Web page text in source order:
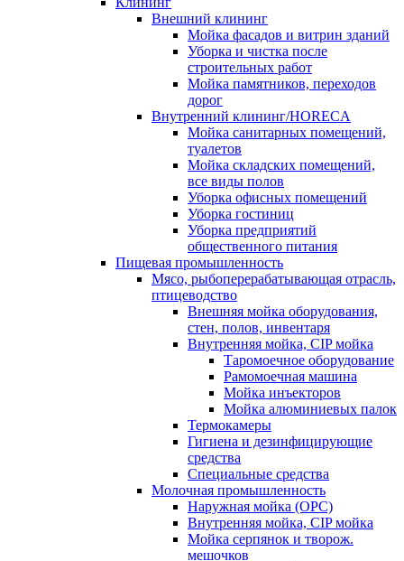
Внешний клининг
Мойка фасадов и витрин зданий
Уборка и чистка после
строительных работ
Мойка памятников, переходов
дорог
Внутренний клининг/HORECA
Мойка санитарных помещений,
туалетов
Мойка складских помещений,
все виды полов
Уборка офисных помещений
Уборка гостиниц
Уборка предприятий
общественного питания
Пищевая промышленность
Мясо, рыбоперерабатывающая отрасль,
птицеводство
Внешняя мойка оборудования,
стен, полов, инвентаря
Внутренняя мойка, CIP мойка
Таромоечное оборудование
Рамомоечная машина
Мойка инъекторов
Мойка алюминиевых палок
Термокамеры
Гигиена и дезинфицирующие
средства
Специальные средства
Молочная промышленность
Наружная мойка (ОРС)
Внутренняя мойка, CIP мойка
Мойка серпянок и творож.
мешочков